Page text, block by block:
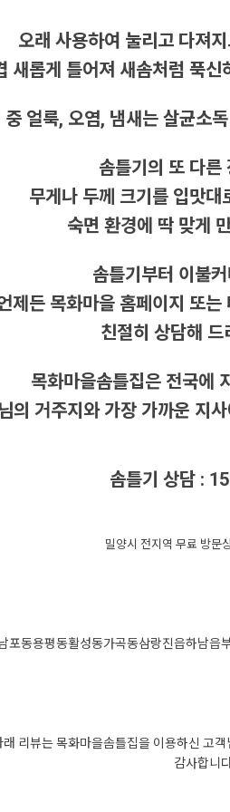
오래 사용하여 눌리고 다져
새롭게 틀어져 새솜처럼 푹
중 얼룩, 오염, 냄새는 살균소
솜틀기의 또 다른
무게나 두께 크기를 입맛대
숙면 환경에 딱 맞게
솜틀기부터 이불커
제든 목화마을 홈페이지 또는
친절히 상담해 드
목화마을솜틀집은 전국에
의 거주지와 가장 가까운 지
솜틀기 상담 :
밀양시 전지역 무료 방문
포동용평동활성동가곡동삼랑진읍하남읍
래 리뷰는 목화마을솜틀집을 이용하신 고
감사합니